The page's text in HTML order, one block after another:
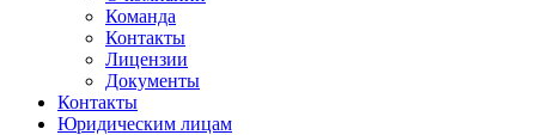
Команда
Контакты
Лицензии
Документы
Контакты
Юридическим лицам